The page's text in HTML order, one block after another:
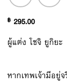
฿ 295.00
ผู้แต่งโชจิ ยูกิยะ
หากเทพเจ้ามีอยู่จ